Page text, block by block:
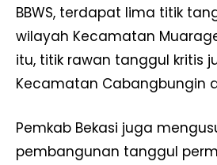
BBWS, terdapat lima titik
wilayah Kecamatan
itu, titik rawan tanggul kritis
Kecamatan Cabangbungin
Pemkab Bekasi juga
pembangunan tanggul